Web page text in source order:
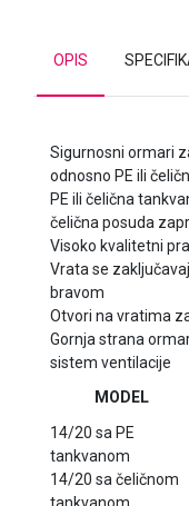
OPIS
Sigurnosni ormari
odnosno PE ili
PE ili čelična
čelična posuda
Visoko kvalitetni
Vrata se
bravom
Otvori na vratima
Gornja strana
sistem ventilacije
MODEL
14/20 sa PE
tankvanom
14/20 sa čeličnom
tankvanom